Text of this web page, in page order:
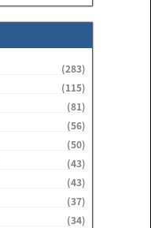
(283)
(115)
(81)
(56)
(50)
(43)
(43)
(37)
(34)